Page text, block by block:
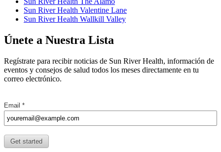
Sun River Health Valentine Lane
Sun River Health Wallkill Valley
Únete a Nuestra Lista
Regístrate para recibir noticias de Sun River Health, información de
eventos y consejos de salud todos los meses directamente en tu
correo electrónico.